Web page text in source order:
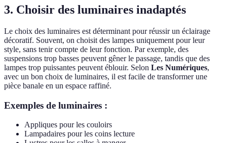
3. Choisir des luminaires inadaptés
Le choix des luminaires est déterminant pour réussir un éclairage
décoratif. Souvent, on choisit des lampes uniquement pour leur
style, sans tenir compte de leur fonction. Par exemple, des
suspensions trop basses peuvent gêner le passage, tandis que des
lampes trop puissantes peuvent éblouir. Selon Les Numériques,
avec un bon choix de luminaires, il est facile de transformer une
pièce banale en un espace raffiné.
Exemples de luminaires :
Appliques pour les couloirs
Lampadaires pour les coins lecture